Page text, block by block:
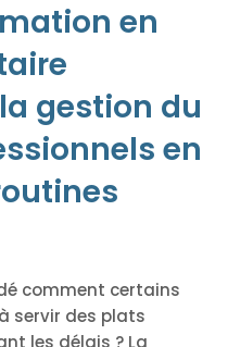
en
gestion du
en
comment certains
servir des plats
les délais ? La